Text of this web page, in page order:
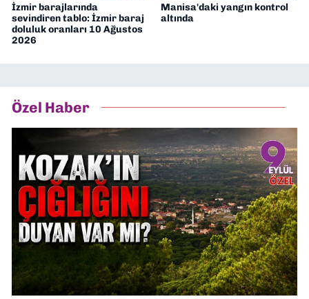
İzmir barajlarında
sevindiren tablo: İzmir baraj
doluluk oranları 10 Ağustos
2026
Manisa'daki yangın kontrol
altında
Özel Haber